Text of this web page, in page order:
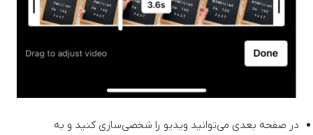
در صفحه بعدی می‌توانید ویدیو را شخصی‌سازی کنید و به